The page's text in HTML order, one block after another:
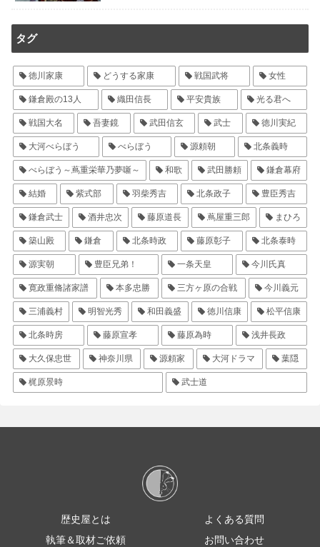
タグ
徳川家康 どうする家康 戦国武将 女性
鎌倉殿の13人 織田信長 平安貴族 光る君へ
戦国大名 吾妻鏡 武田信玄 武士 徳川実紀
大河べらぼう べらぼう 源頼朝 北条義時
べらぼう～蔦重栄華乃夢噺～ 和歌 武田勝頼 鎌倉幕府
結婚 紫式部 羽柴秀吉 北条政子 豊臣秀吉
鎌倉武士 酒井忠次 藤原道長 蔦屋重三郎 まひろ
築山殿 鎌倉 北条時政 藤原彰子 北条泰時
源実朝 豊臣兄弟！ 一条天皇 今川氏真
寛政重脩諸家譜 本多忠勝 三方ヶ原の合戦 今川義元
三浦義村 明智光秀 和田義盛 徳川信康 松平信康
北条時房 藤原宣孝 藤原為時 浅井長政
大久保忠世 神奈川県 源頼家 大河ドラマ 葉隠
梶原景時 武士道
歴史屋とは
よくある質問
執筆＆取材ご依頼
お問い合わせ